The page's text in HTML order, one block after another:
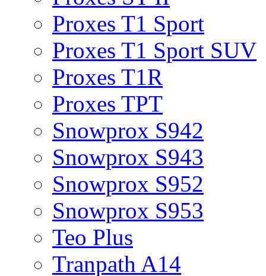
Proxes T1 Sport
Proxes T1 Sport SUV
Proxes T1R
Proxes TPT
Snowprox S942
Snowprox S943
Snowprox S952
Snowprox S953
Teo Plus
Tranpath A14